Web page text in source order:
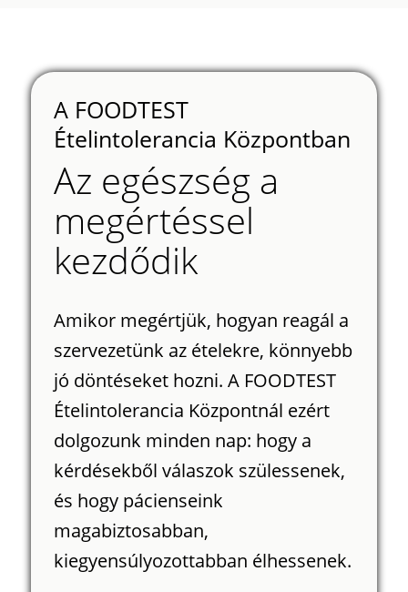
A FOODTEST
Ételintolerancia Központban
Az egészség a
megértéssel
kezdődik
Amikor megértjük, hogyan reagál a
szervezetünk az ételekre, könnyebb
jó döntéseket hozni. A FOODTEST
Ételintolerancia Központnál ezért
dolgozunk minden nap: hogy a
kérdésekből válaszok szülessenek,
és hogy pácienseink
magabiztosabban,
kiegyensúlyozottabban élhessenek.